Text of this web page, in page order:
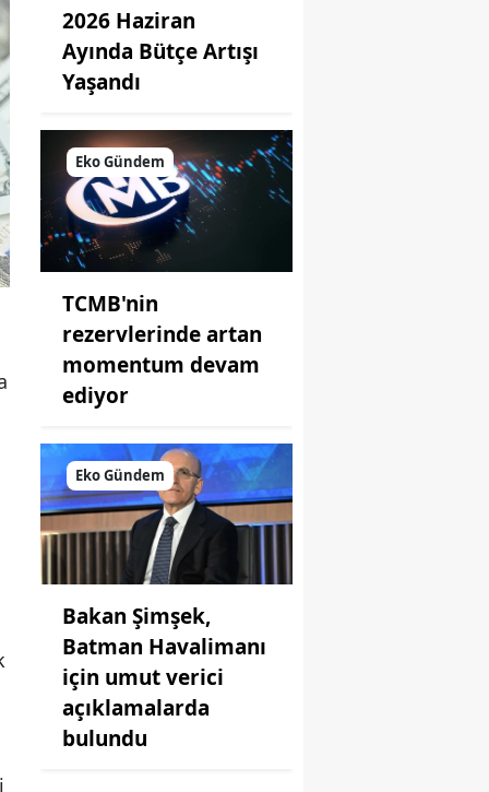
2026 Haziran
Ayında Bütçe Artışı
Yaşandı
Eko Gündem
TCMB'nin
rezervlerinde artan
momentum devam
ediyor
Eko Gündem
Bakan Şimşek,
Batman Havalimanı
için umut verici
açıklamalarda
bulundu